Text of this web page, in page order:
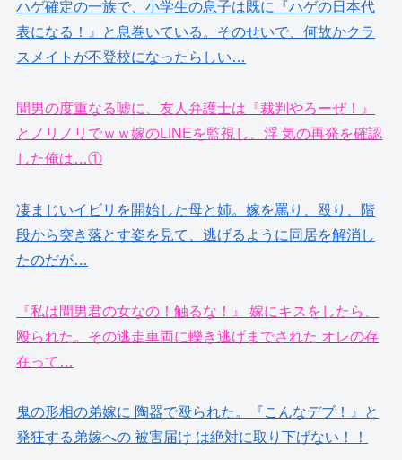
ハゲ確定の一族で、小学生の息子は既に『ハゲの日本代
表になる！』と息巻いている。そのせいで、何故かクラ
スメイトが不登校になったらしい…
間男の度重なる嘘に、友人弁護士は『裁判やろーぜ！』
とノリノリでｗｗ嫁のLINEを監視し、浮 気の再発を確認
した俺は…①
凄まじいイビリを開始した母と姉。嫁を罵り、殴り、階
段から突き落とす姿を見て、逃げるように同居を解消し
たのだが…
『私は間男君の女なの！触るな！』 嫁にキスをしたら、
殴られた。その逃走車両に轢き逃げまでされた オレの存
在って…
鬼の形相の弟嫁に 陶器で殴られた。『こんなデブ！』と
発狂する弟嫁への 被害届け は絶対に取り下げない！！